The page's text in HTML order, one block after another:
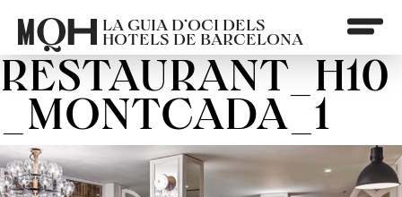
LA GUIA D’OCI DELS
HOTELS DE BARCELONA
RESTAURANT_H10
_MONTCADA_1